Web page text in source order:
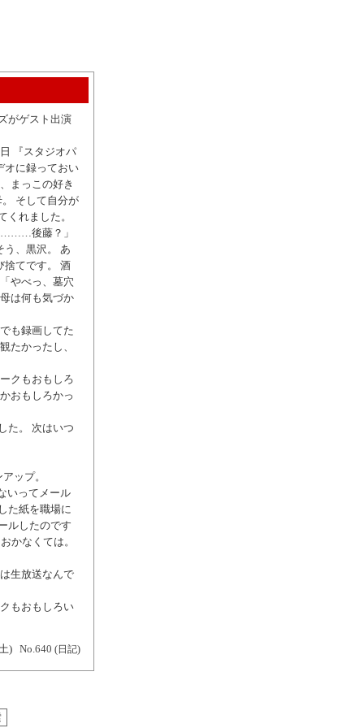
がゲスト出演
『スタジオパ
オに録っておい
まっこの好き
そして自分が
れました。
………後藤？」
う、黒沢。 あ
捨てです。 酒
やべっ、墓穴
は何も気づか
も録画してた
たかったし、
クもおもしろ
おもしろかっ
た。 次はいつ
ップ。
いってメール
た紙を職場に
ルしたのです
かなくては。
生放送なんで
もおもしろい
) No.640 (日記)